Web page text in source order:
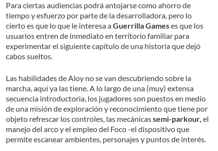
Para ciertas audiencias podrá antojarse como ahorro de
tiempo y esfuerzo por parte de la desarrolladora, pero lo
cierto es que lo que le interesa aGuerrilla Gameses que los
usuarios entren de inmediato en territorio familiar para
experimentar el siguiente capítulo de una historia que dejó
cabos sueltos.
Las habilidades de Aloy no se van descubriendo sobre la
marcha, aquí ya las tiene. A lo largo de una (muy) extensa
secuencia introductoria, los jugadores son puestos en medio
de una misión de exploración y reconocimiento que tiene por
objeto refrescar los controles, las mecánicassemi-parkour, el
manejo del arco y el empleo del Foco -el dispositivo que
permite escanear ambientes, personajes y puntos de interés.